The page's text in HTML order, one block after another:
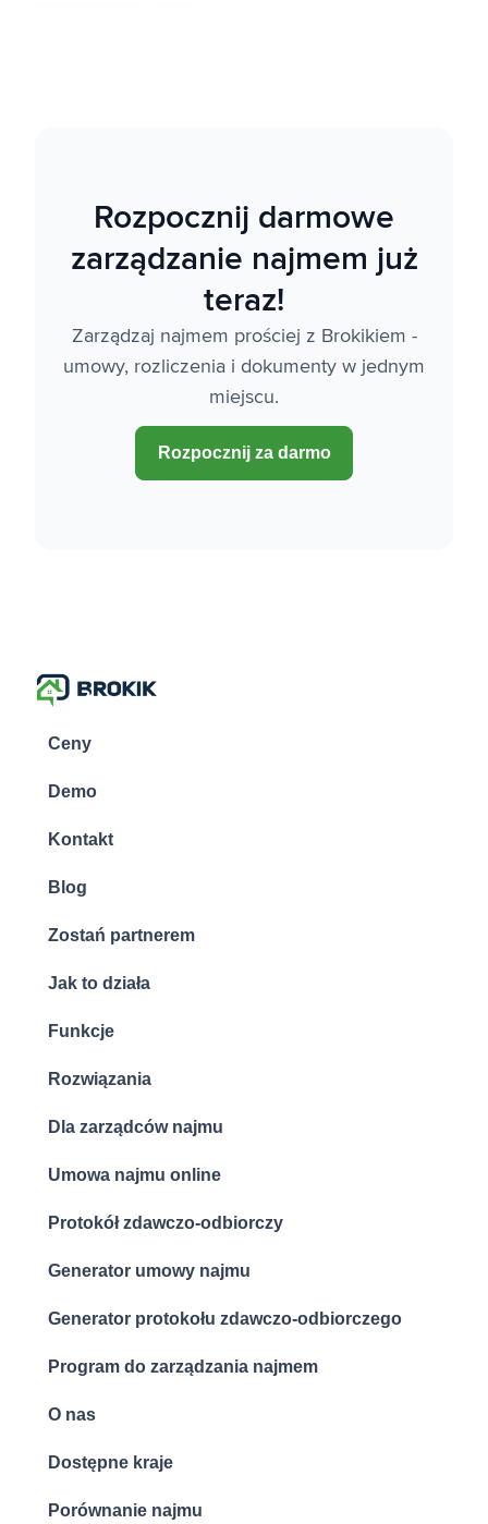
Rozpocznij darmowe
zarządzanie najmem już
teraz!
Zarządzaj najmem prościej z Brokikiem -
umowy, rozliczenia i dokumenty w jednym
miejscu.
Rozpocznij za darmo
Ceny
Demo
Kontakt
Blog
Zostań partnerem
Jak to działa
Funkcje
Rozwiązania
Dla zarządców najmu
Umowa najmu online
Protokół zdawczo-odbiorczy
Generator umowy najmu
Generator protokołu zdawczo-odbiorczego
Program do zarządzania najmem
O nas
Dostępne kraje
Porównanie najmu